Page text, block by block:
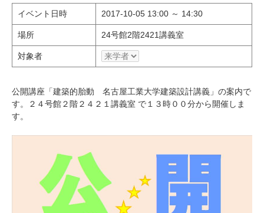
国際交流
研究・教員Navi
受験生 在学生
卒業生
企業・研究者
地域・一般
アクセス
キャンパスマップ お問い合わせ English 資料請求
イベント日時 2017-10-05 13:00 ～ 14:30
場所 24号館2階2421講義室
対象者
公開講座「建築的胎動 名古屋工業大学建築設計講義」の案内で
す。２４号館２階２４２１講義室 で１３時００分から開催しま
す。